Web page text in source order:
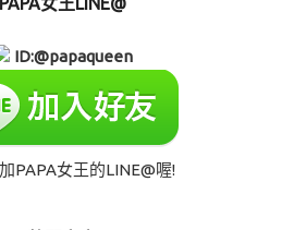
ID:@papaqueen
PAPA女王的LINE@喔!